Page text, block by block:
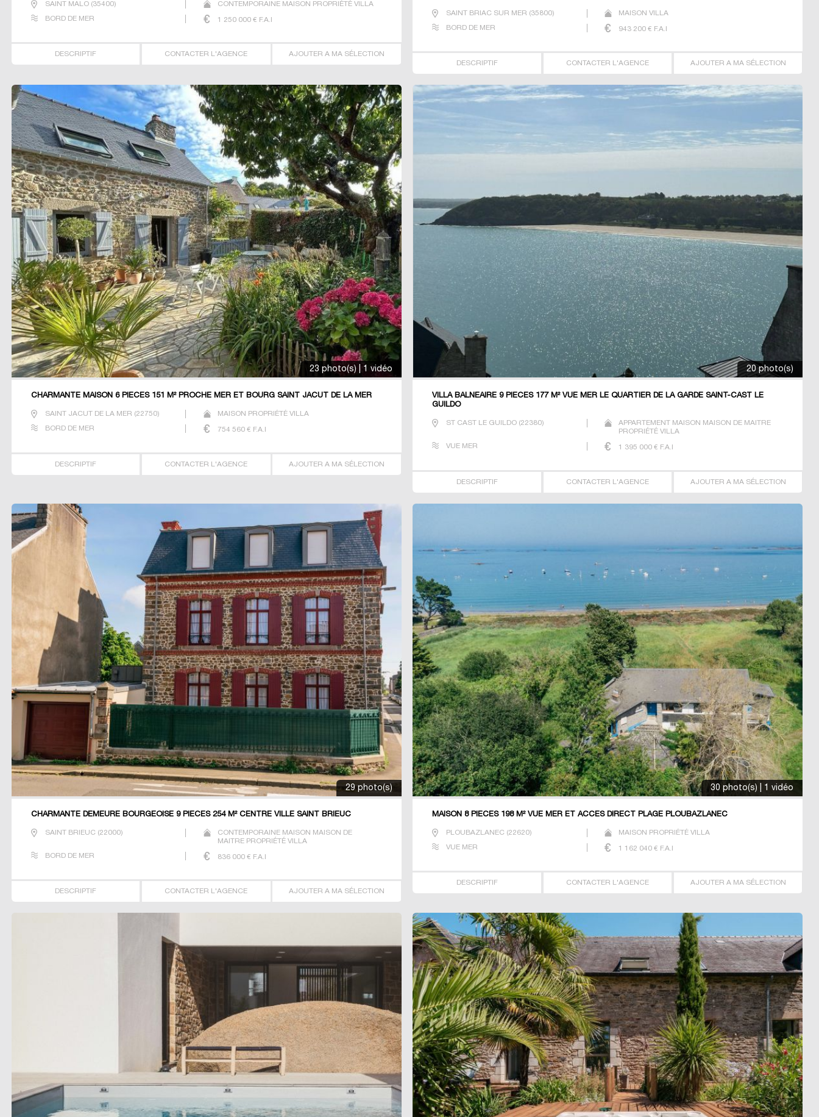
SAINT MALO(35400) CONTEMPORAINE MAISON PROPRIÉTÉ VILLA
BORD DE MER 1 250 000€ F.A.I
DESCRIPTIF CONTACTER L'AGENCE AJOUTER A MA SÉLECTION
SAINT BRIAC SUR MER (35800) MAISON VILLA
BORD DE MER 943 200 € F.A.I
DESCRIPTIF CONTACTER L'AGENCE AJOUTER A MA SÉLECTION
23 photo(s) | 1 vidéo
CHARMANTE MAISON 6 PIECES 151 M² PROCHE MER ET BOURG SAINT JACUT DE LA MER
SAINT JACUT DE LA MER (22750) MAISON PROPRIÉTÉ VILLA
BORD DE MER 754 560€ F.A.I
DESCRIPTIF CONTACTER L'AGENCE AJOUTER A MA SÉLECTION
20 photo(s)
VILLA BALNEAIRE 9 PIECES 177 M² VUE MER LE QUARTIER DE LA GARDE SAINT-CAST LE
GUILDO
ST CAST LE GUILDO (22380)
APPARTEMENT MAISON MAISON DE MAITRE
PROPRIÉTÉ VILLA
VUE MER 1 395 000 € F.A.I
DESCRIPTIF CONTACTER L'AGENCE AJOUTER A MA SÉLECTION
29 photo(s)
CHARMANTE DEMEURE BOURGEOISE 9 PIECES 254 M² CENTRE VILLE SAINT BRIEUC
SAINT BRIEUC(22000)
CONTEMPORAINE MAISON MAISON DE
MAITRE PROPRIÉTÉ VILLA
BORD DE MER 836 000€ F.A.I
DESCRIPTIF CONTACTER L'AGENCE AJOUTER A MA SÉLECTION
30 photo(s) | 1 vidéo
MAISON 8 PIECES 198 M² VUE MER ET ACCES DIRECT PLAGE PLOUBAZLANEC
PLOUBAZLANEC (22620) MAISON PROPRIÉTÉ VILLA
VUE MER 1 162 040 € F.A.I
DESCRIPTIF CONTACTER L'AGENCE AJOUTER A MA SÉLECTION